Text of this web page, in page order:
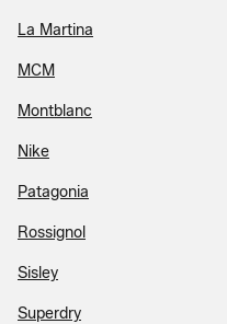
La Martina
MCM
Montblanc
Nike
Patagonia
Rossignol
Sisley
Superdry